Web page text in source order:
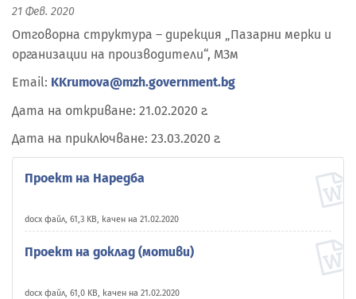
21 Фев. 2020
Отговорна структура – дирекция „Пазарни мерки и
организации на производители“, МЗм
Email: KKrumova@mzh.government.bg
Дата на откриване: 21.02.2020 г.
Дата на приключване: 23.03.2020 г.
Проект на Наредба
docx файл, 61,3 KB, качен на 21.02.2020
Проект на доклад (мотиви)
docx файл, 61,0 KB, качен на 21.02.2020